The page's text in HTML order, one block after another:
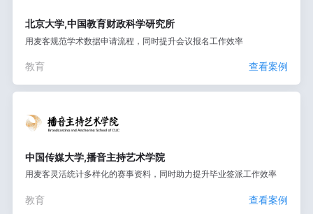
北京大学,中国教育财政科学研究所
用麦客规范学术数据申请流程，同时提升会议报名工作效率
教育 查看案例
中国传媒大学,播音主持艺术学院
用麦客灵活统计多样化的赛事资料，同时助力提升毕业签派工作效率
教育 查看案例